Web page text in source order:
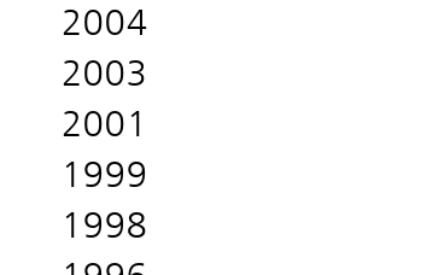
2004
2003
2001
1999
1998